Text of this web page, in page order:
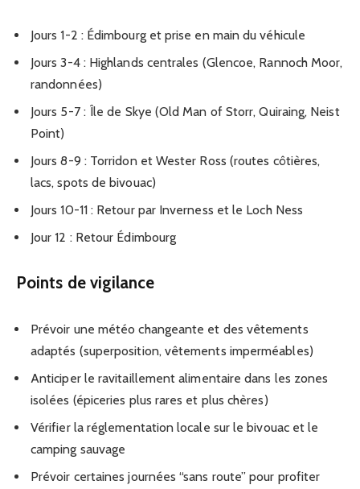
Jours 1-2 : Édimbourg et prise en main du véhicule
Jours 3-4 : Highlands centrales (Glencoe, Rannoch Moor,
randonnées)
Jours 5-7 : Île de Skye (Old Man of Storr, Quiraing, Neist
Point)
Jours 8-9 : Torridon et Wester Ross (routes côtières,
lacs, spots de bivouac)
Jours 10-11 : Retour par Inverness et le Loch Ness
Jour 12 : Retour Édimbourg
Points de vigilance
Prévoir une météo changeante et des vêtements
adaptés (superposition, vêtements imperméables)
Anticiper le ravitaillement alimentaire dans les zones
isolées (épiceries plus rares et plus chères)
Vérifier la réglementation locale sur le bivouac et le
camping sauvage
Prévoir certaines journées “sans route” pour profiter